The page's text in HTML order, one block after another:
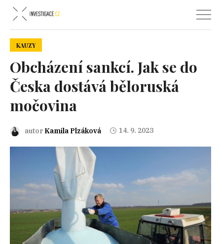
KAUZY
Obcházení sankcí. Jak se do
Česka dostává běloruská
močovina
autor Kamila Plzáková 14. 9. 2023